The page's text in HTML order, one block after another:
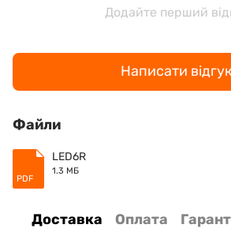
Додайте перший
Написати
Файли
PDF
LED6R
1.3 МБ
Доставка Оплата